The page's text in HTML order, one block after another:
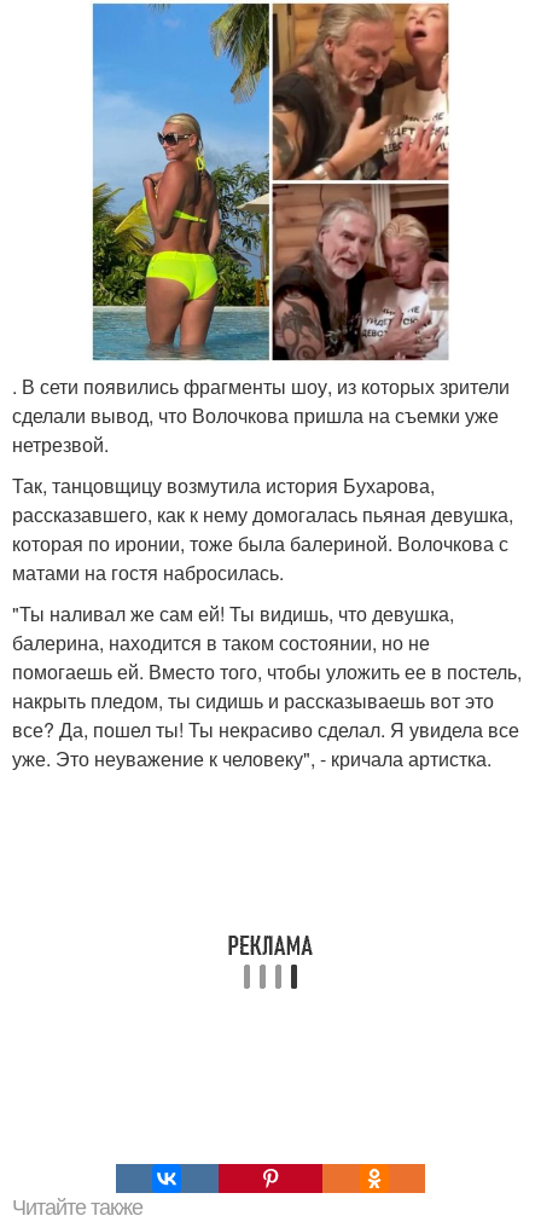
. В сети появились фрагменты шоу, из которых зрители
сделали вывод, что Волочкова пришла на съемки уже
нетрезвой.
Так, танцовщицу возмутила история Бухарова,
рассказавшего, как к нему домогалась пьяная девушка,
которая по иронии, тоже была балериной. Волочкова с
матами на гостя набросилась.
"Ты наливал же сам ей! Ты видишь, что девушка,
балерина, находится в таком состоянии, но не
помогаешь ей. Вместо того, чтобы уложить ее в постель,
накрыть пледом, ты сидишь и рассказываешь вот это
все? Да, пошел ты! Ты некрасиво сделал. Я увидела все
уже. Это неуважение к человеку", - кричала артистка.
Читайте также